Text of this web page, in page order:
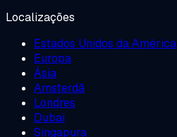
Localizações
Estados Unidos da América
Europa
Ásia
Amsterdã
Londres
Dubai
Singapura